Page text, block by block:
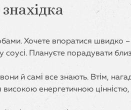
Хочете впоратися швидко –
Плануєте порадувати
й самі все знають. Втім,
енергетичною цінністю,